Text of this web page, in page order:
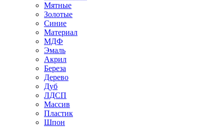
Мятные
Золотые
Синие
Материал
МДФ
Эмаль
Акрил
Береза
Дерево
Дуб
ЛДСП
Массив
Пластик
Шпон